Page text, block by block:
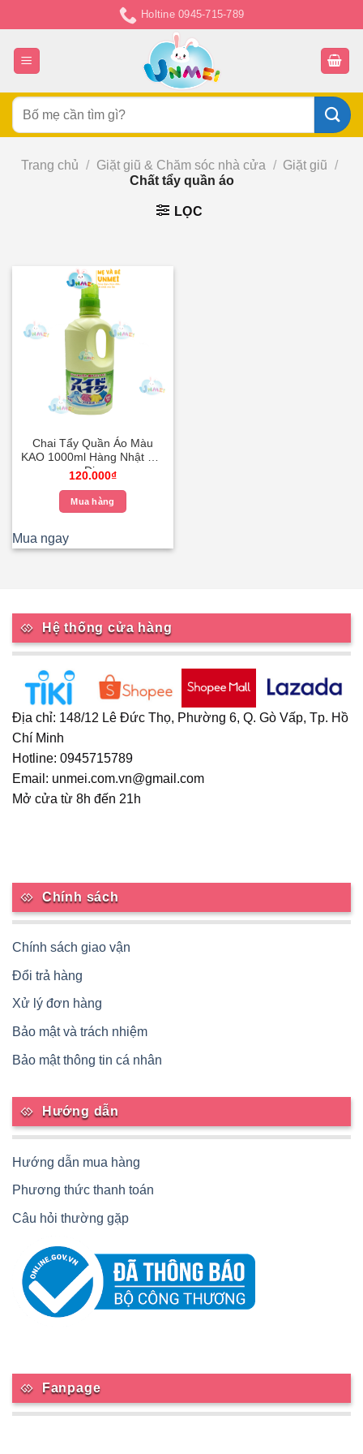
đến
nội
dung
Holtine 0945-715-789
Tìm
kiếm:
Trang chủ / Giặt giũ & Chăm sóc nhà cửa / Giặt giũ /
Chất tẩy quần áo
LỌC
Chai Tẩy Quần Áo Màu
KAO 1000ml Hàng Nhật Nội
Địa
120.000₫
Mua hàng
Mua ngay
Hệ thống cửa hàng
Địa chỉ: 148/12 Lê Đức Thọ, Phường 6, Q. Gò Vấp, Tp. Hồ
Chí Minh
Hotline: 0945715789
Email: unmei.com.vn@gmail.com
Mở cửa từ 8h đến 21h
Chính sách
Chính sách giao vận
Đổi trả hàng
Xử lý đơn hàng
Bảo mật và trách nhiệm
Bảo mật thông tin cá nhân
Hướng dẫn
Hướng dẫn mua hàng
Phương thức thanh toán
Câu hỏi thường gặp
Fanpage